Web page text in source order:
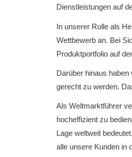
Dienstleistungen auf
In unserer Rolle als
Wettbewerb an. Bei
Produktportfolio auf
Darüber hinaus
gerecht zu werden.
Als Weltmarktführer
hocheffizient zu
Lage weltweit
alle unsere Kunden in